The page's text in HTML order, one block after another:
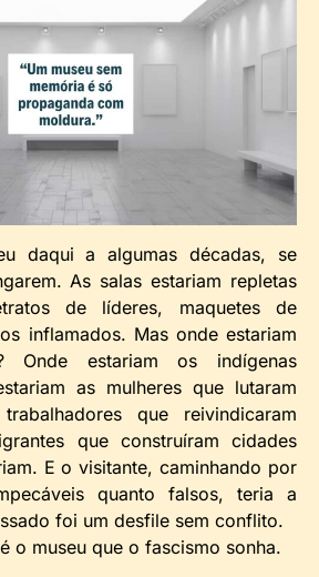
daqui a algumas décadas, se
As salas estariam repletas
de líderes, maquetes de
inflamados. Mas onde estariam
Onde estariam os indígenas
as mulheres que lutaram
que reivindicaram
que construíram cidades
E o visitante, caminhando por
quanto falsos, teria a
foi um desfile sem conflito.
o museu que o fascismo sonha.